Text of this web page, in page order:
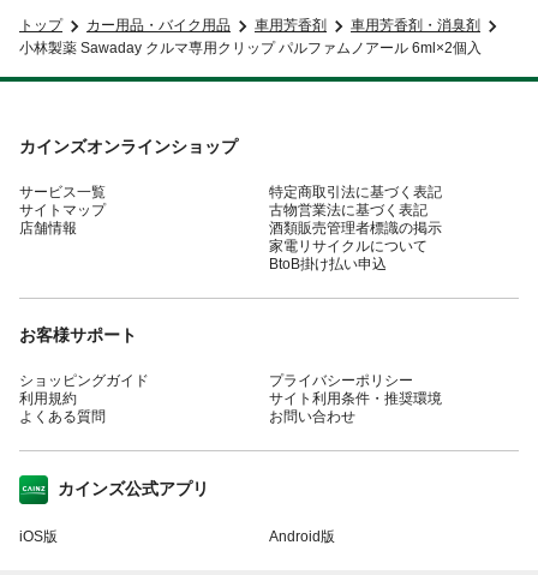
トップ カー用品・バイク用品 車用芳香剤
車用芳香剤・消臭剤
小林製薬 Sawaday クルマ専用クリップ パルファムノアール 6ml×2個入
カインズオンラインショップ
サービス一覧
サイトマップ
店舗情報
特定商取引法に基づく表記
古物営業法に基づく表記
酒類販売管理者標識の掲示
家電リサイクルについて
BtoB掛け払い申込
お客様サポート
ショッピングガイド
利用規約
よくある質問
プライバシーポリシー
サイト利用条件・推奨環境
お問い合わせ
カインズ公式アプリ
iOS版 Android版